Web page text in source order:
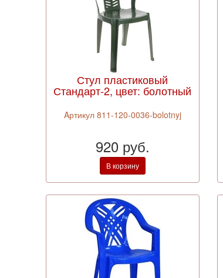
Стул пластиковый
Стандарт-2, цвет: болотный
Aртикул 811-120-0036-bolotnyj
920 руб.
В корзину